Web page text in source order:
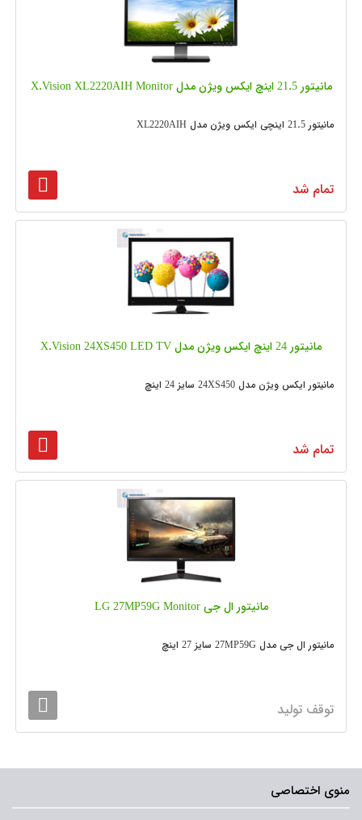
مانیتور 21.5 اینچ ایکس ویژن مدل X.Vision XL2220AIH Monitor
مانیتور 21.5 اینچی ایکس ویژن مدل XL2220AIH
تمام شد
مانیتور 24 اینچ ایکس ویژن مدل X.Vision 24XS450 LED TV
مانیتور ایکس ویژن مدل 24XS450 سایز 24 اینچ
تمام شد
مانیتور ال جی LG 27MP59G Monitor
مانیتور ال جی مدل 27MP59G سایز 27 اینچ
توقف تولید
منوی اختصاصی